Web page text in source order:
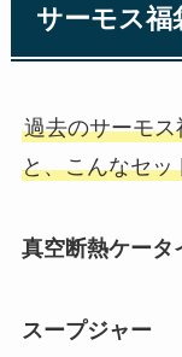
サーモス福
過去のサーモ
と、こんなセッ
真空断熱ケータ
スープジャー